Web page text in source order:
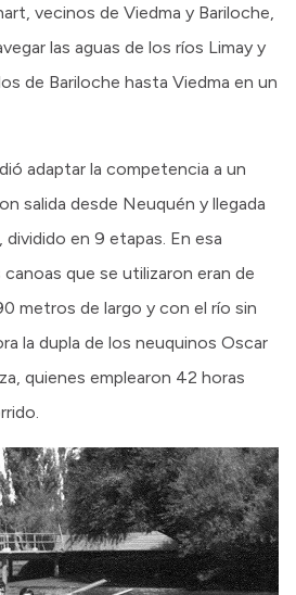
vecinos de Viedma y Bariloche,
las aguas de los ríos Limay y
de Bariloche hasta Viedma en un
adaptar la competencia a un
salida desde Neuquén y llegada
dividido en 9 etapas. En esa
canoas que se utilizaron eran de
metros de largo y con el río sin
la dupla de los neuquinos Oscar
quienes emplearon 42 horas